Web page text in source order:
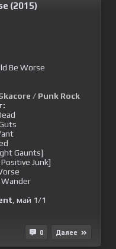
(2015)
/ Punk Rock
Gaunts]
Junk]
, май 1/1
0 Далее